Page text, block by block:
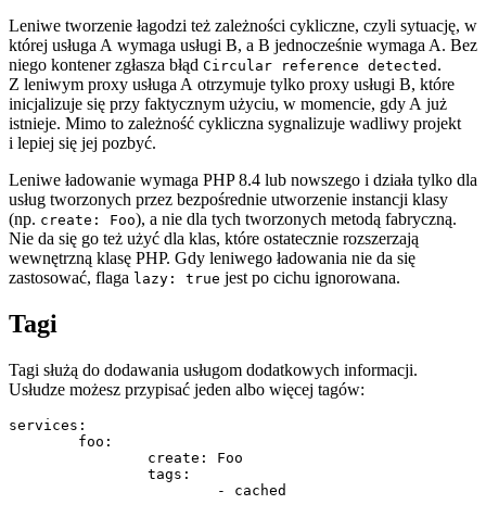
Leniwe tworzenie łagodzi też zależności cykliczne, czyli sytuację, w
której usługa A wymaga usługi B, a B jednocześnie wymaga A. Bez
niego kontener zgłasza błąd Circular reference detected .
Z leniwym proxy usługa A otrzymuje tylko proxy usługi B, które
inicjalizuje się przy faktycznym użyciu, w momencie, gdy A już
istnieje. Mimo to zależność cykliczna sygnalizuje wadliwy projekt
i lepiej się jej pozbyć.
Leniwe ładowanie wymaga PHP 8.4 lub nowszego i działa tylko dla
usług tworzonych przez bezpośrednie utworzenie instancji klasy
(np. create: Foo), a nie dla tych tworzonych metodą fabryczną.
Nie da się go też użyć dla klas, które ostatecznie rozszerzają
wewnętrzną klasę PHP. Gdy leniwego ładowania nie da się
zastosować, flaga lazy: true jest po cichu ignorowana.
Tagi
Tagi służą do dodawania usługom dodatkowych informacji.
Usłudze możesz przypisać jeden albo więcej tagów:
services: